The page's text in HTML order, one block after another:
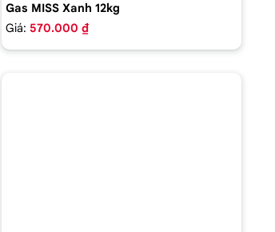
Gas MISS Xanh 12kg
Giá: 570.000 ₫